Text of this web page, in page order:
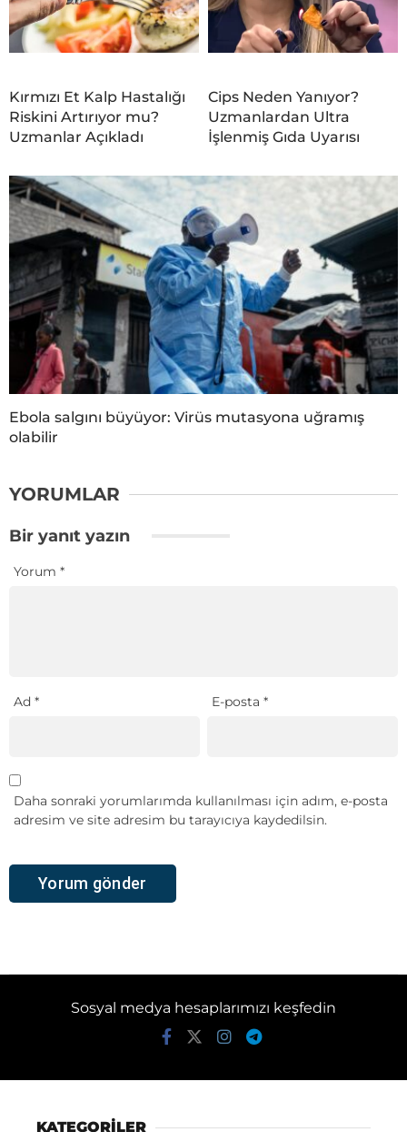
Kırmızı Et Kalp Hastalığı
Riskini Artırıyor mu?
Uzmanlar Açıkladı
Cips Neden Yanıyor?
Uzmanlardan Ultra
İşlenmiş Gıda Uyarısı
Ebola salgını büyüyor: Virüs mutasyona uğramış
olabilir
YORUMLAR
Bir yanıt yazın
Yorum *
Ad * E-posta*
Daha sonraki yorumlarımda kullanılması için adım, e-posta
adresim ve site adresim bu tarayıcıya kaydedilsin.
Sosyal medya hesaplarımızı keşfedin
KATEGORİLER